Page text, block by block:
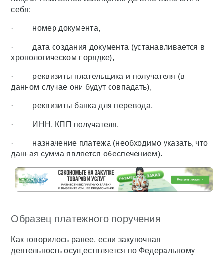
себя:
· номер документа,
· дата создания документа (устанавливается в
хронологическом порядке),
· реквизиты плательщика и получателя (в
данном случае они будут совпадать),
· реквизиты банка для перевода,
· ИНН, КПП получателя,
· назначение платежа (необходимо указать, что
данная сумма является обеспечением).
Образец платежного поручения
Как говорилось ранее, если закупочная
деятельность осуществляется по Федеральному